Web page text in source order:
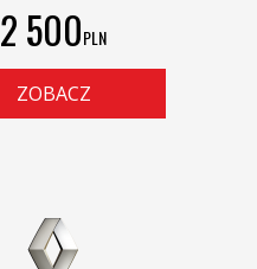
2 500PLN
ZOBACZ